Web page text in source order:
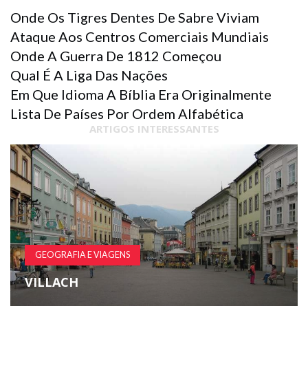
Onde Os Tigres Dentes De Sabre Viviam
Ataque Aos Centros Comerciais Mundiais
Onde A Guerra De 1812 Começou
Qual É A Liga Das Nações
Em Que Idioma A Bíblia Era Originalmente
Lista De Países Por Ordem Alfabética
ARTIGOS INTERESSANTES
GEOGRAFIA E VIAGENS
VILLACH